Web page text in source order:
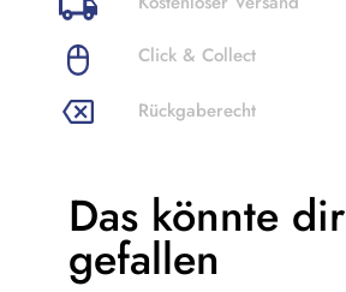
Click & Collect
Rückgaberecht
Das könnte dir
gefallen